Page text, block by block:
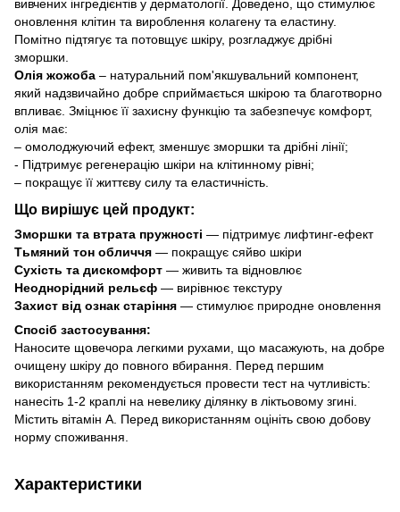
вивчених інгредієнтів у дерматології. Доведено, що стимулює
оновлення клітин та вироблення колагену та еластину.
Помітно підтягує та потовщує шкіру, розгладжує дрібні
зморшки.
Олія жожоба – натуральний пом'якшувальний компонент,
який надзвичайно добре сприймається шкірою та благотворно
впливає. Зміцнює її захисну функцію та забезпечує комфорт,
олія має:
– омолоджуючий ефект, зменшує зморшки та дрібні лінії;
- Підтримує регенерацію шкіри на клітинному рівні;
– покращує її життєву силу та еластичність.
Що вирішує цей продукт:
Зморшки та втрата пружності — підтримує лифтинг-ефект
Тьмяний тон обличчя — покращує сяйво шкіри
Сухість та дискомфорт — живить та відновлює
Неоднорідний рельєф — вирівнює текстуру
Захист від ознак старіння — стимулює природне оновлення
Спосіб застосування:
Наносите щовечора легкими рухами, що масажують, на добре
очищену шкіру до повного вбирання. Перед першим
використанням рекомендується провести тест на чутливість:
нанесіть 1-2 краплі на невелику ділянку в ліктьовому згині.
Містить вітамін А. Перед використанням оцініть свою добову
норму споживання.
Характеристики